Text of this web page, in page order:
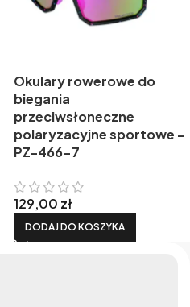
Okulary rowerowe do
biegania
przeciwsłoneczne
polaryzacyjne sportowe –
PZ-466-7
129,00 zł
DODAJ DO KOSZYKA